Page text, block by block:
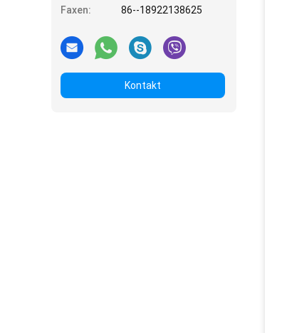
Faxen:
86--18922138625
Kontakt